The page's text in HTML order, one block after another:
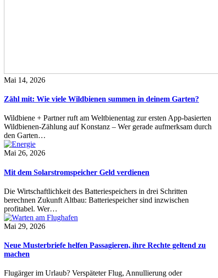
Mai 14, 2026
Zähl mit: Wie viele Wildbienen summen in deinem Garten?
Wildbiene + Partner ruft am Weltbienentag zur ersten App-basierten
Wildbienen-Zählung auf Konstanz – Wer gerade aufmerksam durch
den Garten…
Mai 26, 2026
Mit dem Solarstromspeicher Geld verdienen
Die Wirtschaftlichkeit des Batteriespeichers in drei Schritten
berechnen Zukunft Altbau: Batteriespeicher sind inzwischen
profitabel. Wer…
Mai 29, 2026
Neue Musterbriefe helfen Passagieren, ihre Rechte geltend zu
machen
Flugärger im Urlaub? Verspäteter Flug, Annullierung oder